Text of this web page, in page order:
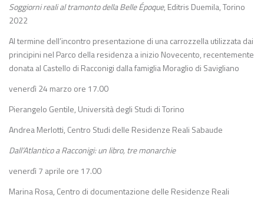
Soggiorni reali al tramonto della Belle Époque, Editris Duemila, Torino
2022
Al termine dell’incontro presentazione di una carrozzella utilizzata dai
principini nel Parco della residenza a inizio Novecento, recentemente
donata al Castello di Racconigi dalla famiglia Moraglio di Savigliano
venerdì 24 marzo ore 17.00
Pierangelo Gentile, Università degli Studi di Torino
Andrea Merlotti, Centro Studi delle Residenze Reali Sabaude
Dall’Atlantico a Racconigi: un libro, tre monarchie
venerdì 7 aprile ore 17.00
Marina Rosa, Centro di documentazione delle Residenze Reali